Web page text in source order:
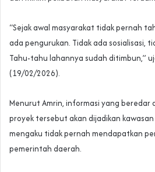
“Sejak awal masyarakat tidak pernah
ada pengurukan. Tidak ada sosialisasi,
Tahu-tahu lahannya sudah ditimbun,”
(19/02/2026).
Menurut Amrin, informasi yang beredar
proyek tersebut akan dijadikan
mengaku tidak pernah mendapatkan
pemerintah daerah.